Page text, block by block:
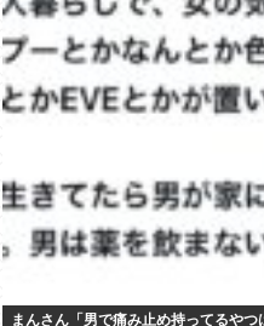
まんさん「男で痛み止め持ってるやつ